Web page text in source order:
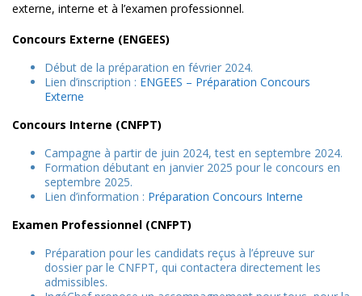
externe, interne et à l’examen professionnel.
Concours Externe (ENGEES)
Début de la préparation en février 2024.
Lien d’inscription : ENGEES – Préparation Concours
Externe
Concours Interne (CNFPT)
Campagne à partir de juin 2024, test en septembre 2024.
Formation débutant en janvier 2025 pour le concours en
septembre 2025.
Lien d’information : Préparation Concours Interne
Examen Professionnel (CNFPT)
Préparation pour les candidats reçus à l’épreuve sur
dossier par le CNFPT, qui contactera directement les
admissibles.